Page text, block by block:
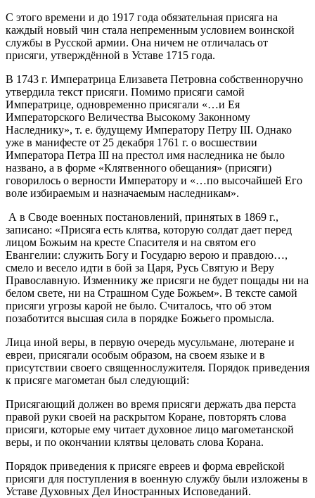
С этого времени и до 1917 года обязательная присяга на
каждый новый чин стала непременным условием воинской
службы в Русской армии. Она ничем не отличалась от
присяги, утверждённой в Уставе 1715 года.
В 1743 г. Императрица Елизавета Петровна собственноручно
утвердила текст присяги. Помимо присяги самой
Императрице, одновременно присягали «…и Ея
Императорского Величества Высокому Законному
Наследнику», т. е. будущему Императору Петру III. Однако
уже в манифесте от 25 декабря 1761 г. о восшествии
Императора Петра III на престол имя наследника не было
названо, а в форме «Клятвенного обещания» (присяги)
говорилось о верности Императору и «…по высочайшей Его
воле избираемым и назначаемым наследникам».
А в Своде военных постановлений, принятых в 1869 г.,
записано: «Присяга есть клятва, которую солдат дает перед
лицом Божьим на кресте Спасителя и на святом его
Евангелии: служить Богу и Государю верою и правдою…,
смело и весело идти в бой за Царя, Русь Святую и Веру
Православную. Изменнику же присяги не будет пощады ни на
белом свете, ни на Страшном Суде Божьем». В тексте самой
присяги угрозы карой не было. Считалось, что об этом
позаботится высшая сила в порядке Божьего промысла.
Лица иной веры, в первую очередь мусульмане, лютеране и
евреи, присягали особым образом, на своем языке и в
присутствии своего священнослужителя. Порядок приведения
к присяге магометан был следующий:
Присягающий должен во время присяги держать два перста
правой руки своей на раскрытом Коране, повторять слова
присяги, которые ему читает духовное лицо магометанской
веры, и по окончании клятвы целовать слова Корана.
Порядок приведения к присяге евреев и форма еврейской
присяги для поступления в военную службу были изложены в
Уставе Духовных Дел Иностранных Исповеданий.